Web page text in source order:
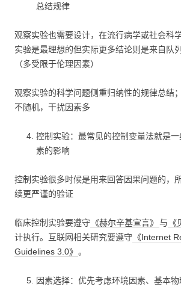
总结规律
观察实验也需要设计，在流行病学或社会科
实验是最理想的但实际更多结论则是来自队
（多受限于伦理因素）
观察实验的科学问题侧重归纳性的规律总结
不随机，干扰因素多
控制实验：最常见的控制变量法就是
素的影响
控制实验很多时候是用来回答因果问题的，
续更严谨的验证
临床控制实验要遵守 《赫尔辛基宣言》 与
计执行。互联网相关研究要遵守 《Internet
Guidelines 3.0》 。
因素选择：优先考虑环境因素、基本